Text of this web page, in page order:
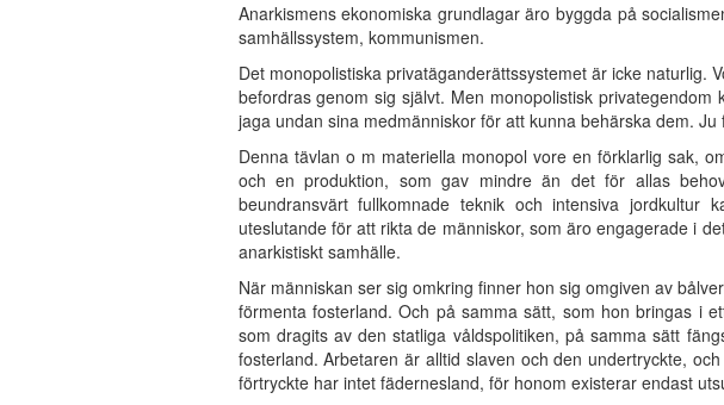
Anarkismens ekonomiska grundlagar äro byggda på
samhällssystem, kommunismen.
Det monopolistiska privatäganderättssystemet är icke
befordras genom sig självt. Men monopolistisk
jaga undan sina medmänniskor för att kunna behärska dem.
Denna tävlan o m materiella monopol vore en förklarlig sak,
och en produktion, som gav mindre än det för allas
beundransvärt fullkomnade teknik och intensiva jordkultur
uteslutande för att rikta de människor, som äro engagerade i
anarkistiskt samhälle.
När människan ser sig omkring finner hon sig omgiven av
förmenta fosterland. Och på samma sätt, som hon bringas i
som dragits av den statliga våldspolitiken, på samma sätt
fosterland. Arbetaren är alltid slaven och den undertryckte,
förtryckte har intet fädernesland, för honom existerar endast